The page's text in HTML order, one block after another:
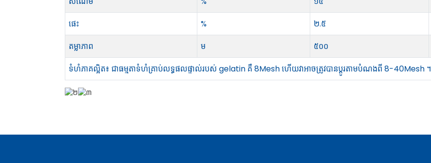
ផេះ
% ២.៥
តម្លាភាព
ម ៥០០
ទំហំភាគល្អិត៖ ជាធម្មតាទំហំគ្រាប់លទ្ធផលផ្ទាល់របស់ gelatin គឺ 8Mesh ហើយវាអាចត្រូវបានប្ដូរតាមបំណងពី 8-40Mesh ។